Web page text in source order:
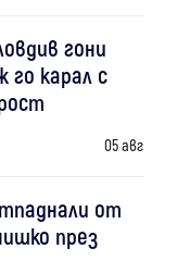
гони
карал с
05 авг
от
през